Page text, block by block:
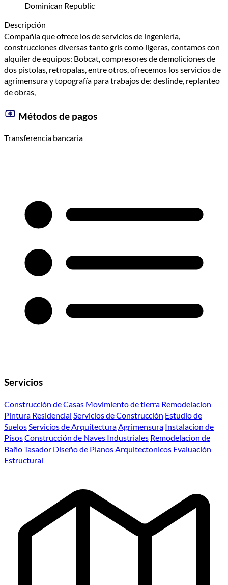
Dominican Republic
Descripción
Compañía que ofrece los de servicios de ingeniería,
construcciones diversas tanto gris como ligeras, contamos con
alquiler de equipos: Bobcat, compresores de demoliciones de
dos pistolas, retropalas, entre otros, ofrecemos los servicios de
agrimensura y topografía para trabajos de: deslinde, replanteo
de obras,
Métodos de pagos
Transferencia bancaria
Servicios
Construcción de Casas Movimiento de tierra Remodelacion
Pintura Residencial Servicios de Construcción Estudio de
SuelosServicios de ArquitecturaAgrimensura Instalacion de
PisosConstrucción de Naves Industriales Remodelacion de
BañoTasador Diseño de Planos Arquitectonicos Evaluación
Estructural